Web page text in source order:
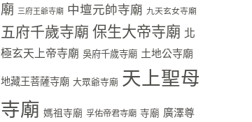
廟 三府王爺寺廟 中壇元帥寺廟 九天玄女寺廟
五府千歲寺廟 保生大帝寺廟 北
極玄天上帝寺廟 吳府千歲寺廟 土地公寺廟
地藏王菩薩寺廟 大眾爺寺廟 天上聖母
寺廟 媽祖寺廟 孚佑帝君寺廟 寺廟 廣澤尊